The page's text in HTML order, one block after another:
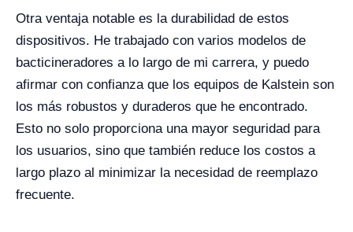
Otra ventaja notable es la durabilidad de estos
dispositivos. He trabajado con varios modelos de
bacticineradores a lo largo de mi carrera, y puedo
afirmar con confianza que los equipos de Kalstein son
los más robustos y duraderos que he encontrado.
Esto no solo proporciona una mayor seguridad para
los usuarios, sino que también reduce los costos a
largo plazo al minimizar la necesidad de reemplazo
frecuente.